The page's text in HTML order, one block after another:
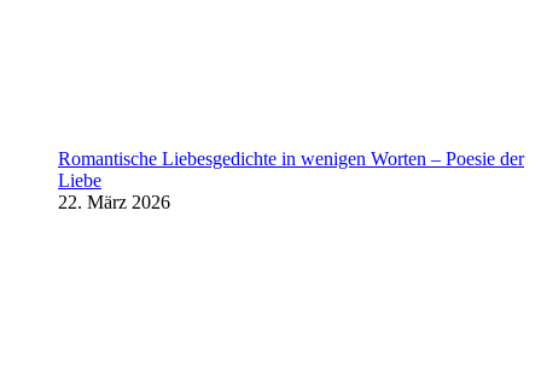
Romantische Liebesgedichte in wenigen Worten – Poesie der
Liebe
22. März 2026